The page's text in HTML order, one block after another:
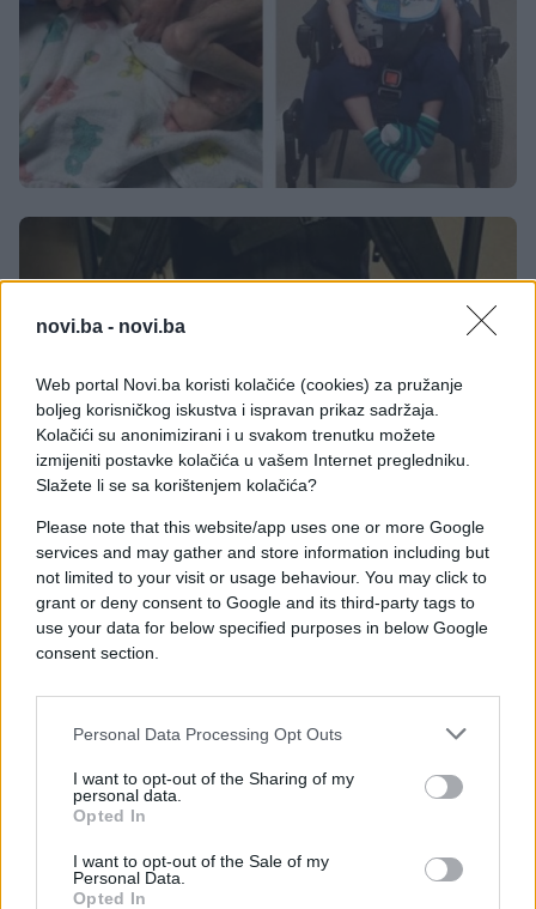
novi.ba - novi.ba
Web portal Novi.ba koristi kolačiće (cookies) za pružanje
boljeg korisničkog iskustva i ispravan prikaz sadržaja.
Kolačići su anonimizirani i u svakom trenutku možete
izmijeniti postavke kolačića u vašem Internet pregledniku.
Slažete li se sa korištenjem kolačića?
Please note that this website/app uses one or more Google
services and may gather and store information including but
not limited to your visit or usage behaviour. You may click to
grant or deny consent to Google and its third-party tags to
use your data for below specified purposes in below Google
consent section.
Personal Data Processing Opt Outs
I want to opt-out of the Sharing of my
personal data.
Opted In
I want to opt-out of the Sale of my
Personal Data.
Opted In